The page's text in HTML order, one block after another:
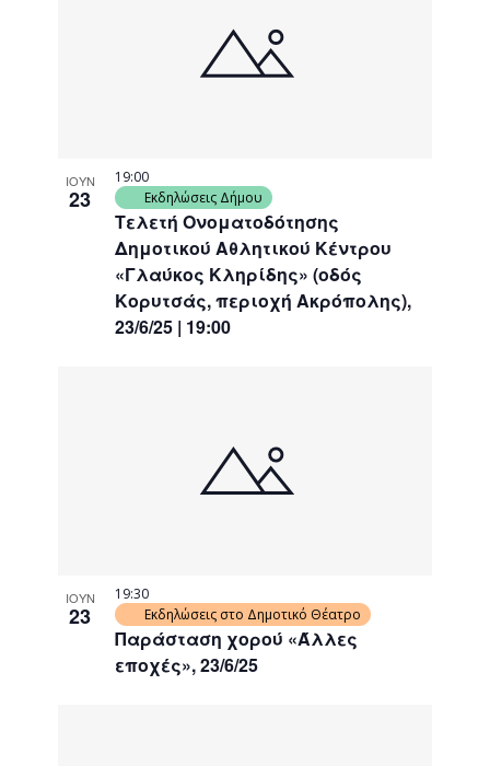
ΙΟΥΝ
23
Τελετή Ονοματοδότησης
Δημοτικού Αθλητικού Κέντρου
«Γλαύκος Κληρίδης» (οδός
Κορυτσάς, περιοχή Ακρόπολης),
23/6/25 | 19:00
19:00
Εκδηλώσεις Δήμου
ΙΟΥΝ
23
Παράσταση χορού «Άλλες
εποχές», 23/6/25
19:30
Εκδηλώσεις στο Δημοτικό Θέατρο